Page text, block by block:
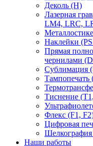
Деколь (H)
Лазерная
LM4, LRC,
Наклейки
Прямая
чернилами
Сублимация
Тиснение
Флекс (F1,
Цифровая
Наши работы